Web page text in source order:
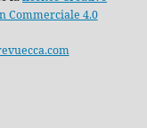
Commerciale 4.0